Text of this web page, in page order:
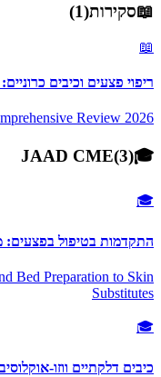
📖סקירות(
1
)
📖
ריפוי פצעים וכיבים כרוניים:
Review 2026
🎓
JAAD CME(3)
🎓
התקדמות בטיפול בפצעים:
Bed Preparation to Skin
Substitutes
🎓
כיבים דלקתיים ווזו-